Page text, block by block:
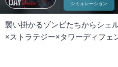
シミュレーション
襲い掛かるゾンビたちからシェ
×ストラテジー×タワーディフェ